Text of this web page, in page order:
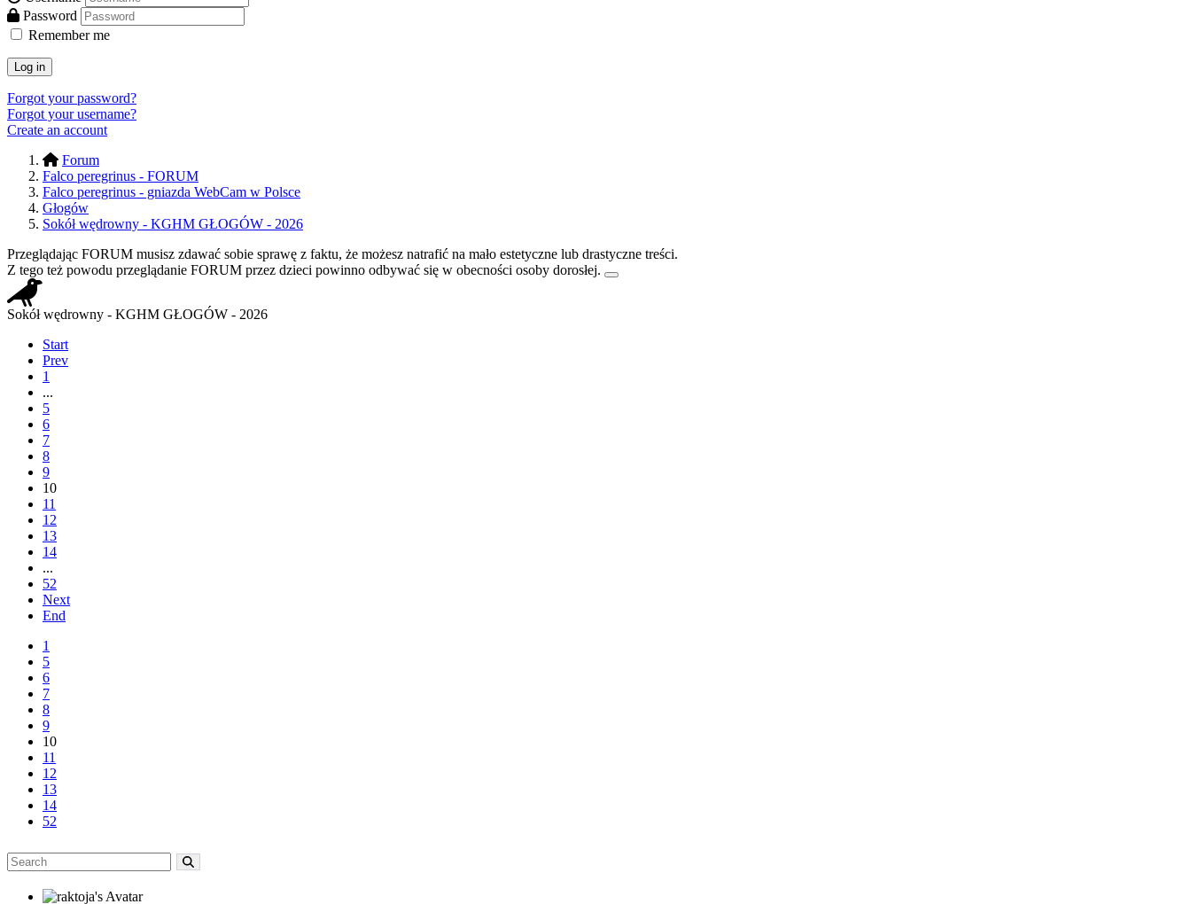
Password
Remember me
Log in
Forgot your password?
Forgot your username?
Create an account
Forum
Falco peregrinus - FORUM
Falco peregrinus - gniazda WebCam w Polsce
Głogów
Sokół wędrowny - KGHM GŁOGÓW - 2026
Przeglądając FORUM musisz zdawać sobie sprawę z faktu, że możesz natrafić na mało estetyczne lub drastyczne treści.
Z tego też powodu przeglądanie FORUM przez dzieci powinno odbywać się w obecności osoby dorosłej.
Sokół wędrowny - KGHM GŁOGÓW - 2026
Start
Prev
1
...
5
6
7
8
9
10
11
12
13
14
...
52
Next
End
1
5
6
7
8
9
10
11
12
13
14
52